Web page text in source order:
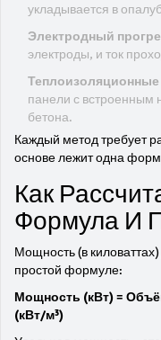
укладывается в
Электродный
электроды, и ток
панели с встроенным
бетона.
Каждый метод требует
основе лежит одна
Как
Формула И
Мощность (в
простой формуле:
Мощность (кВт) =
(кВт/м³)